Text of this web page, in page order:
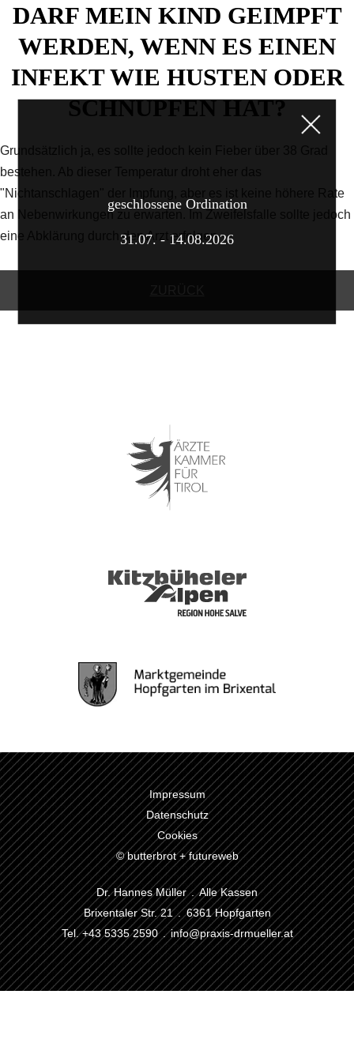
geschlossene Ordination
31.07. - 14.08.2026
DARF MEIN KIND GEIMPFT
WERDEN, WENN ES EINEN
INFEKT WIE HUSTEN ODER
SCHNUPFEN HAT?
Grundsätzlich ja, es sollte jedoch kein Fieber über 38 Grad
bestehen. Ab dieser Temperatur droht eher das
"Nichtanschlagen" der Impfung, aber es ist keine höhere Rate
an Nebenwirkungen zu erwarten. Im Zweifelsfalle sollte jedoch
eine Abklärung durch den Arzt erfolgen.
Impressum
Datenschutz
Cookies
© butterbrot + futureweb
Dr. Hannes Müller . Alle Kassen
Brixentaler Str. 21 . 6361 Hopfgarten
Tel. +43 5335 2590 .info@praxis-drmueller.at